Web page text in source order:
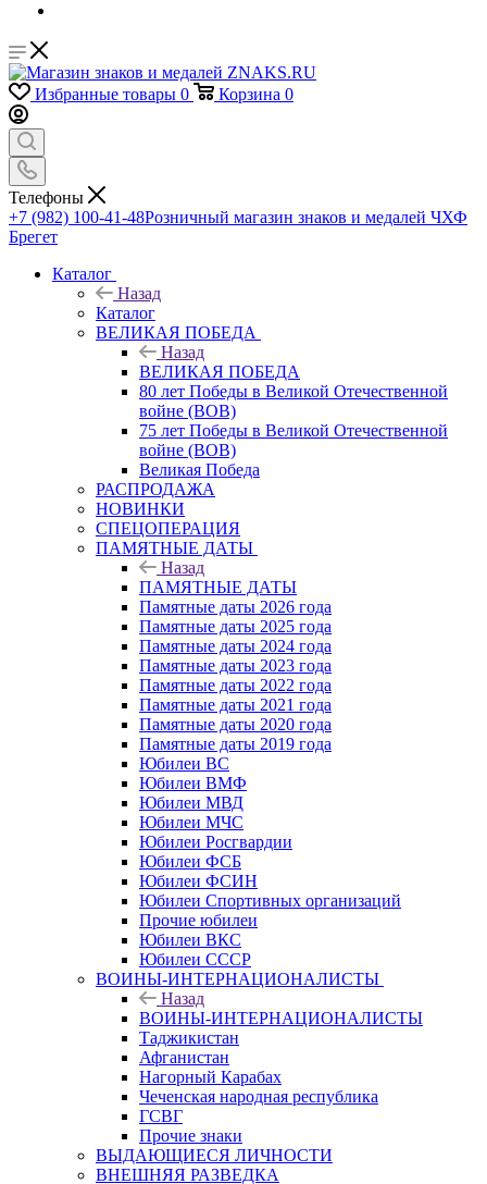
Избранные товары 0 Корзина 0
Телефоны
+7 (982) 100-41-48Розничный магазин знаков и медалей ЧХФ
Брегет
Каталог
Назад
Каталог
ВЕЛИКАЯ ПОБЕДА
Назад
ВЕЛИКАЯ ПОБЕДА
80 лет Победы в Великой Отечественной
войне (ВОВ)
75 лет Победы в Великой Отечественной
войне (ВОВ)
Великая Победа
РАСПРОДАЖА
НОВИНКИ
СПЕЦОПЕРАЦИЯ
ПАМЯТНЫЕ ДАТЫ
Назад
ПАМЯТНЫЕ ДАТЫ
Памятные даты 2026 года
Памятные даты 2025 года
Памятные даты 2024 года
Памятные даты 2023 года
Памятные даты 2022 года
Памятные даты 2021 года
Памятные даты 2020 года
Памятные даты 2019 года
Юбилеи ВС
Юбилеи ВМФ
Юбилеи МВД
Юбилеи МЧС
Юбилеи Росгвардии
Юбилеи ФСБ
Юбилеи ФСИН
Юбилеи Спортивных организаций
Прочие юбилеи
Юбилеи ВКС
Юбилеи СССР
ВОИНЫ-ИНТЕРНАЦИОНАЛИСТЫ
Назад
ВОИНЫ-ИНТЕРНАЦИОНАЛИСТЫ
Таджикистан
Афганистан
Нагорный Карабах
Чеченская народная республика
ГСВГ
Прочие знаки
ВЫДАЮЩИЕСЯ ЛИЧНОСТИ
ВНЕШНЯЯ РАЗВЕДКА